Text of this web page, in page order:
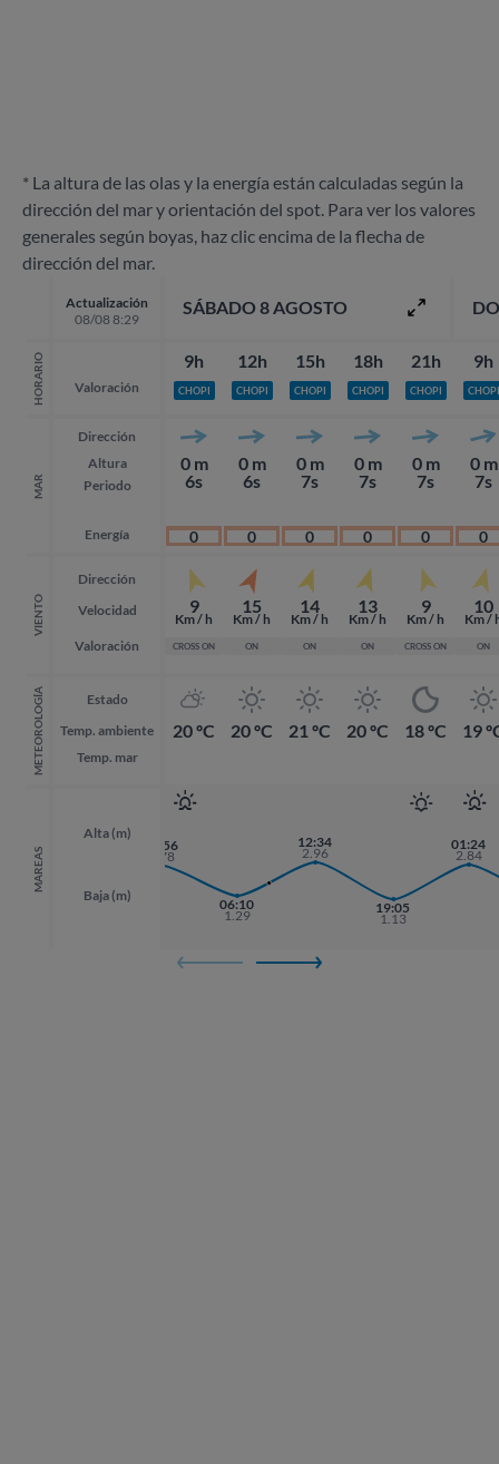
* La altura de las olas y la energía están calculadas según la
dirección del mar y orientación del spot. Para ver los valores
generales según boyas, haz clic encima de la flecha de
dirección del mar.
Actualización
08/08 8:29
HORARIO Valoración
MAR
Dirección
Altura
Periodo
Energía
VIENTO
Dirección
Velocidad
Valoración
METEOROLOGÍA
Estado
Temp. ambiente
Temp. mar
MAREAS
Alta (m)
Baja (m)
SÁBADO 8 AGOSTO
9h
CHOPI
0 m
6s
0
9
Km / h
CROSS ON
20 ºC
12h
CHOPI
0 m
6s
0
15
Km / h
ON
20 ºC
15h
CHOPI
0 m
7s
0
14
Km / h
ON
21 ºC
18h
CHOPI
0 m
7s
0
13
Km / h
ON
20 ºC
21h
CHOPI
0 m
7s
0
9
Km / h
CROSS ON
18 ºC
23:56
2.78
06:10
1.29
12:34
2.96
19:05
1.13
01:24
2.84
9h
CHOPI
0 m
7s
0
10
Km /
ON
19
19:05
1.13
01:24
2.84